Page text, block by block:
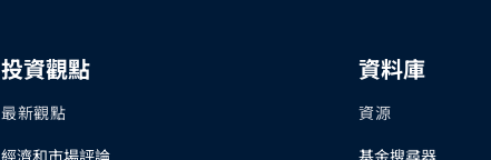
投資觀點
最新觀點
資料庫
資源